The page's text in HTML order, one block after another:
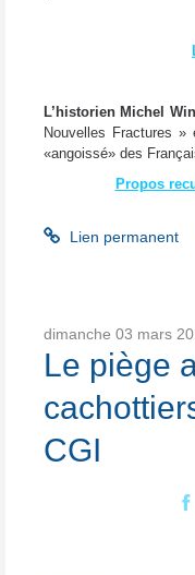
L’historien Michel
Nouvelles Fractures »
«angoissé» des
Propos
Lien permanent
dimanche 03 mars
Le piège
CGI